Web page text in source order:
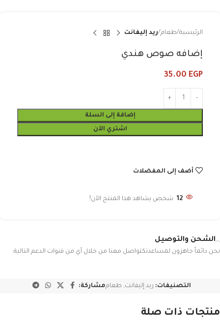
الرئيسية طعام ريد إليفانت
إضافه صوص هندي
35.00 EGP
إضافة إلى السلة
اشتري الآن
أضف إلى المفضلات
12 شخص يشاهد هذا المنتج الآن!
الشحن والتوصيل
نحن دائماً جاهزون لمساعدتكتواصل معنا من خلال أي من قنوات الدعم التالية:
التصنيفات: ريد إليفانت, طعاممشاركة:
منتجات ذات صلة